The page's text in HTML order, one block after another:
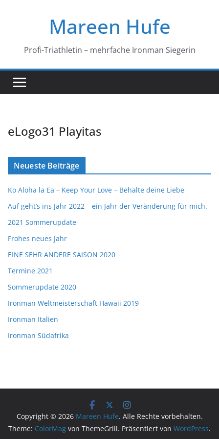
Mareen Hufe
Profi-Triathletin – mehrfache Ironman Siegerin
eLogo31 Playitas
Neueste Beiträge
Ko Aloha la Ea – Keep Your Love – Behalte deine Liebe
Auf geht’s ins Jahr 2022 – ein Jahr der Veränderung für mich.
2021 Sommerupdate
Frohes neues Jahr
EINE SEHR ANDERE SAISON 2020
Termine 2021
Sommerupdate 2020
Ironman Weltmeisterschaft Hawaii 2019
Ironman Italien
Ironman Südafrika
Copyright © 2026 Mareen Hufe. Alle Rechte vorbehalten.
Theme: ColorMag von ThemeGrill. Präsentiert von WordPress.